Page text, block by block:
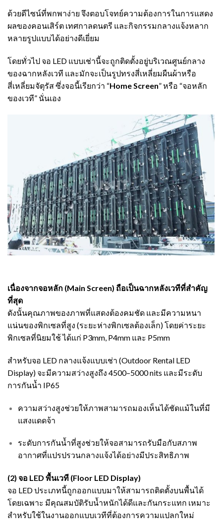
ด้วยดีไซน์ที่พกพาง่าย จึงตอบโจทย์ความต้องการในการแสดง
ผลของคอนเสิร์ต เทศกาลดนตรี และกิจกรรมกลางแจ้งหลาก
หลายรูปแบบได้อย่างดีเยี่ยม
โดยทั่วไป จอ LED แบบเช่านี้จะถูกติดตั้งอยู่บริเวณศูนย์กลาง
ของฉากหลังเวที และมักจะเป็นรูปทรงสี่เหลี่ยมผืนผ้าหรือ
สี่เหลี่ยมจัตุรัส ซึ่งจอนี้เรียกว่า “Home Screen” หรือ “จอหลัก
ของเวที” นั่นเอง
เนื่องจากจอหลัก (Main Screen) ถือเป็นฉากหลังเวทีที่สำคัญ
ที่สุด
ดังนั้นคุณภาพของภาพที่แสดงต้องคมชัด และมีความหนา
แน่นของพิกเซลที่สูง (ระยะห่างพิกเซลต้องเล็ก) โดยค่าระยะ
พิกเซลที่นิยมใช้ ได้แก่ P3mm, P4mm และ P5mm
สำหรับจอ LED กลางแจ้งแบบเช่า (Outdoor Rental LED
Display) จะมีความสว่างสูงถึง 4500–5000 nits และมีระดับ
การกันน้ำ IP65
ความสว่างสูงช่วยให้ภาพสามารถมองเห็นได้ชัดแม้ในที่มี
แสงแดดจ้า
ระดับการกันน้ำที่สูงช่วยให้จอสามารถรับมือกับสภาพ
อากาศที่แปรปรวนกลางแจ้งได้อย่างมีประสิทธิภาพ
(2) จอ LED พื้นเวที (Floor LED Display)
จอ LED ประเภทนี้ถูกออกแบบมาให้สามารถติดตั้งบนพื้นได้
โดยเฉพาะ มีคุณสมบัติรับน้ำหนักได้ดีและกันกระแทก เหมาะ
สำหรับใช้ในงานออกแบบเวทีที่ต้องการความแปลกใหม่